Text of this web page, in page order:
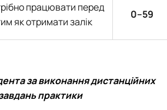
працювати перед
як отримати залік
0–59
за виконання дистанційних
практики